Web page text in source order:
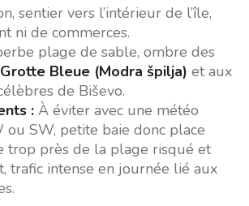
sentier vers l’intérieur de l’île,
ni de commerces.
plage de sable, ombre des
Grotte Bleue (Modra špilja) et aux
de Biševo.
:À éviter avec une météo
ou SW, petite baie donc place
trop près de la plage risqué et
trafic intense en journée lié aux